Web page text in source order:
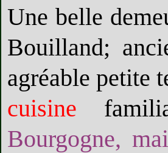
Une belle
Bouilland;
agréable petite
cuisine
Bourgogne,